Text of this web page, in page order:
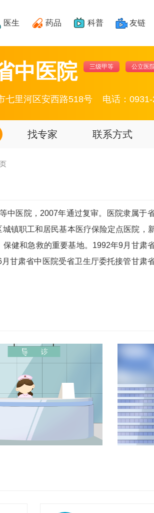
医生 药品 科普 友链
中医院 三级甲等 公立医
七里河区安西路518号 电话：
找专家 联系方式
中医院，2007年通过复审。医院隶属于
镇职工和居民基本医疗保险定点医院，
健和急救的重要基地。1992年9月甘肃
甘肃省中医院受省卫生厅委托接管甘肃